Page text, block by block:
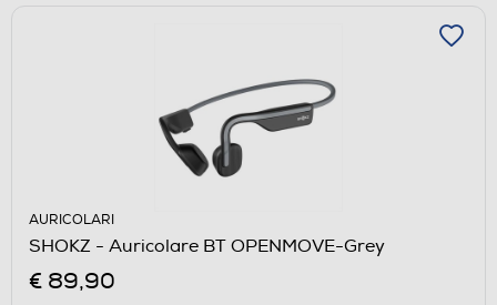
AURICOLARI
SHOKZ - Auricolare BT OPENMOVE-Grey
€ 89,90